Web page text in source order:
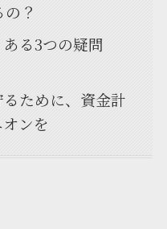
？
る3つの疑問
ために、資金計
ンを